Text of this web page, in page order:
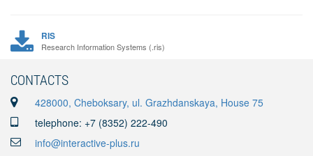
RIS
Research Information Systems (.ris)
CONTACTS
428000, Cheboksary, ul. Grazhdanskaya, House 75
telephone: +7 (8352) 222-490
info@interactive-plus.ru